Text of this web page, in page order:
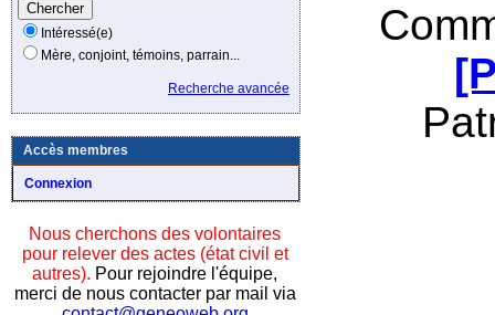
Intéressé(e)
Mère, conjoint, témoins, parrain...
Recherche avancée
Accès membres
Connexion
Nous cherchons des volontaires
pour relever des actes (état civil et
autres). Pour rejoindre l'équipe,
merci de nous contacter par mail via